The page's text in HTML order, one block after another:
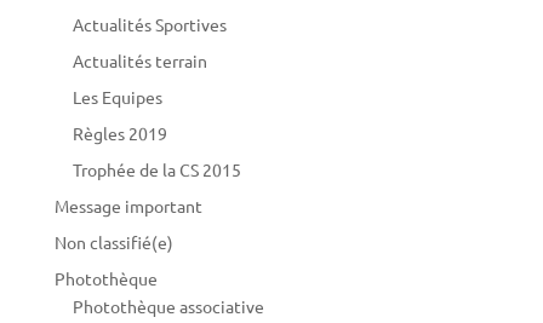
Actualités Sportives
Actualités terrain
Les Equipes
Règles 2019
Trophée de la CS 2015
Message important
Non classifié(e)
Photothèque
Photothèque associative